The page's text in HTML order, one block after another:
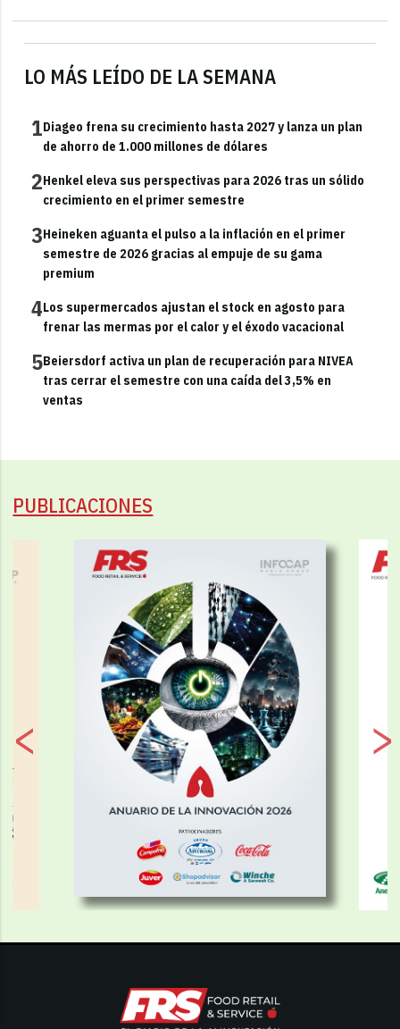
LO MÁS LEÍDO DE LA SEMANA
1Diageo frena su crecimiento hasta 2027 y lanza un plan
de ahorro de 1.000 millones de dólares
2Henkel eleva sus perspectivas para 2026 tras un sólido
crecimiento en el primer semestre
3Heineken aguanta el pulso a la inflación en el primer
semestre de 2026 gracias al empuje de su gama
premium
4Los supermercados ajustan el stock en agosto para
frenar las mermas por el calor y el éxodo vacacional
5Beiersdorf activa un plan de recuperación para NIVEA
tras cerrar el semestre con una caída del 3,5% en
ventas
PUBLICACIONES